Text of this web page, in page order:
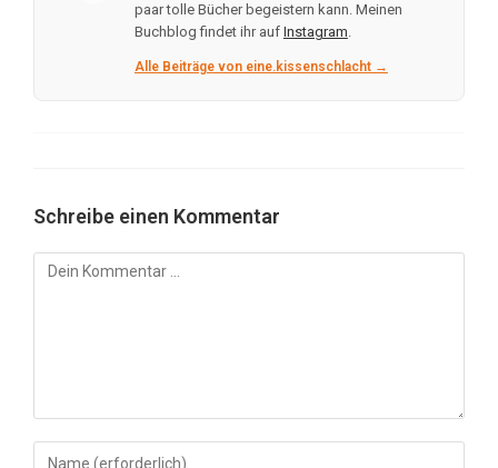
paar tolle Bücher begeistern kann. Meinen
Buchblog findet ihr auf Instagram.
Alle Beiträge von eine.kissenschlacht →
Schreibe einen Kommentar
Kommentar
Gib